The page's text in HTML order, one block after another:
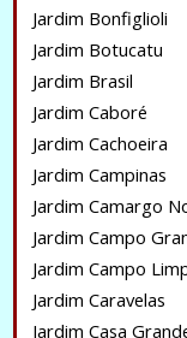
Jardim Bonfiglioli
Jardim Botucatu
Jardim Brasil
Jardim Caboré
Jardim Cachoeira
Jardim Campinas
Jardim Camargo
Jardim Campo
Jardim Campo
Jardim Caravelas
Jardim Casa